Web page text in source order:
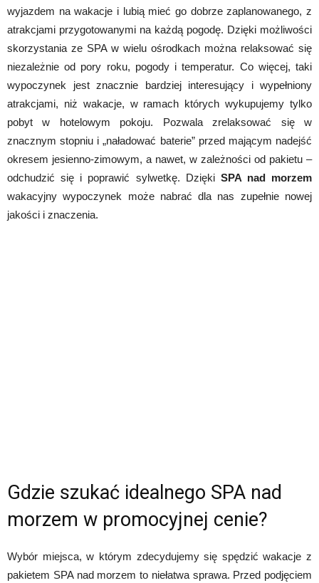
wyjazdem na wakacje i lubią mieć go dobrze zaplanowanego, z
atrakcjami przygotowanymi na każdą pogodę. Dzięki możliwości
skorzystania ze SPA w wielu ośrodkach można relaksować się
niezależnie od pory roku, pogody i temperatur. Co więcej, taki
wypoczynek jest znacznie bardziej interesujący i wypełniony
atrakcjami, niż wakacje, w ramach których wykupujemy tylko
pobyt w hotelowym pokoju. Pozwala zrelaksować się w
znacznym stopniu i „naładować baterie” przed mającym nadejść
okresem jesienno-zimowym, a nawet, w zależności od pakietu –
odchudzić się i poprawić sylwetkę. Dzięki SPA nad morzem
wakacyjny wypoczynek może nabrać dla nas zupełnie nowej
jakości i znaczenia.
Gdzie szukać idealnego SPA nad
morzem w promocyjnej cenie?
Wybór miejsca, w którym zdecydujemy się spędzić wakacje z
pakietem SPA nad morzem to niełatwa sprawa. Przed podjęciem